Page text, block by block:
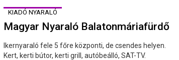
KIADÓ NYARALÓ
Magyar Nyaraló Balatonmáriafürdő
Ikernyaraló fele 5 főre központi, de csendes helyen.
Kert, kerti bútor, kerti grill, autóbeálló, SAT-TV.